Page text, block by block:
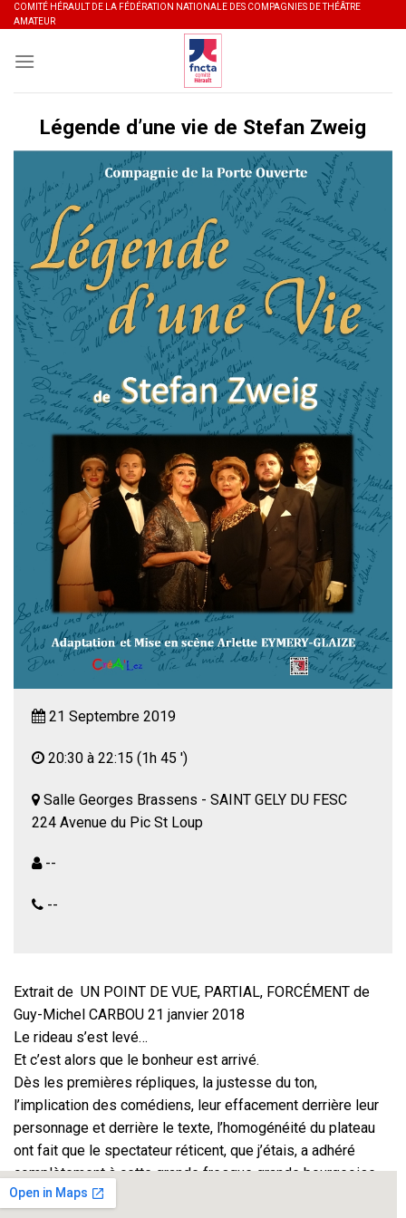
Skip
to
content
COMITÉ HÉRAULT DE LA FÉDÉRATION NATIONALE DES COMPAGNIES DE THÉÂTRE
AMATEUR
Légende d’une vie de Stefan Zweig
21 Septembre 2019
20:30 à 22:15 (1h 45 ')
Salle Georges Brassens - SAINT GELY DU FESC
224 Avenue du Pic St Loup
--
--
Extrait de UN POINT DE VUE, PARTIAL, FORCÉMENT de
Guy-Michel CARBOU 21 janvier 2018
Le rideau s’est levé…
Et c’est alors que le bonheur est arrivé.
Dès les premières répliques, la justesse du ton,
l’implication des comédiens, leur effacement derrière leur
personnage et derrière le texte, l’homogénéité du plateau
ont fait que le spectateur réticent, que j’étais, a adhéré
complètement à cette grande fresque grande bourgeoise.
Les caractères sont justes, la diction est parfaite,